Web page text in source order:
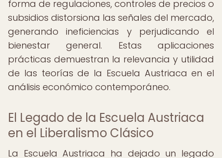
forma de regulaciones, controles de precios o
subsidios distorsiona las señales del mercado,
generando ineficiencias y perjudicando el
bienestar general. Estas aplicaciones
prácticas demuestran la relevancia y utilidad
de las teorías de la Escuela Austriaca en el
análisis económico contemporáneo.
El Legado de la Escuela Austriaca
en el Liberalismo Clásico
La Escuela Austriaca ha dejado un legado